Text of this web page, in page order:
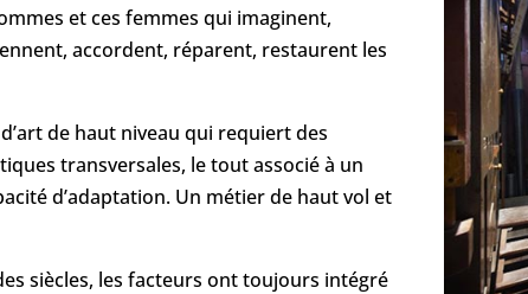
et ces femmes qui imaginent,
accordent, réparent, restaurent les
de haut niveau qui requiert des
transversales, le tout associé à un
d’adaptation. Un métier de haut vol et
siècles, les facteurs ont toujours intégré